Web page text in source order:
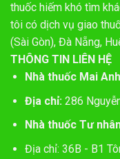
thuốc hiếm khó tìm
tôi có dịch vụ giao
(Sài Gòn), Đà Nẵng,
THÔNG TIN LIÊN HỆ
Nhà thuốc Mai
Địa chỉ:286
Nhà thuốc Tư
Địa chỉ: 36B - B1